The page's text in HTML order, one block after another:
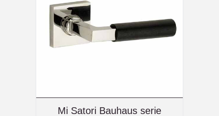
Mi Satori Bauhaus serie